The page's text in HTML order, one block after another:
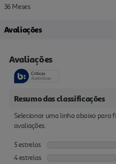
36 Meses
Avaliações